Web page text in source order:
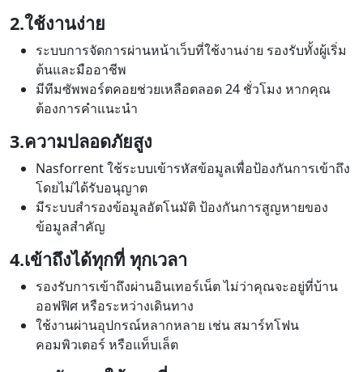
2.ใช้งานง่าย
ระบบการจัดการผ่านหน้าเว็บที่ใช้งานง่าย รองรับทั้งผู้เริ่ม
ต้นและมืออาชีพ
มีทีมซัพพอร์ตคอยช่วยเหลือตลอด 24 ชั่วโมง หากคุณ
ต้องการคำแนะนำ
3.ความปลอดภัยสูง
Nasforrent ใช้ระบบเข้ารหัสข้อมูลเพื่อป้องกันการเข้าถึง
โดยไม่ได้รับอนุญาต
มีระบบสำรองข้อมูลอัตโนมัติ ป้องกันการสูญหายของ
ข้อมูลสำคัญ
4.เข้าถึงได้ทุกที่ ทุกเวลา
รองรับการเข้าถึงผ่านอินเทอร์เน็ต ไม่ว่าคุณจะอยู่ที่บ้าน
ออฟฟิศ หรือระหว่างเดินทาง
ใช้งานผ่านอุปกรณ์หลากหลาย เช่น สมาร์ทโฟน
คอมพิวเตอร์ หรือแท็บเล็ต